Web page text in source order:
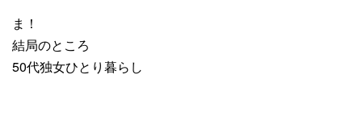
ま！
結局のところ
50代独女ひとり暮らし